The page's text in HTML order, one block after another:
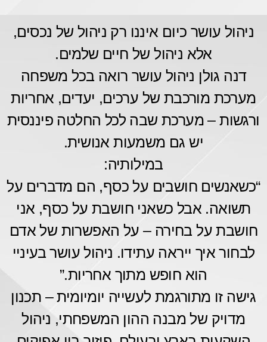
ניהול עושר כיום איננו רק ניהול של נכסים,
אלא ניהול של חיים שלמים.
דנה גולן ניהול עושר רואה בכל משפחה
מערכת מורכבת של ערכים, יעדים, אחריות
ורגשות – מערכת שבה לכל החלטה פיננסית
יש גם משמעות אנושית.
במילותיה:
“כשאנשים חושבים על כסף, הם מדברים על
תשואה. אבל כשאני חושבת על כסף, אני
חושבת על בחירה – על האפשרות של אדם
לבחור איך ייראה עתידו. ניהול עושר בעיניי
הוא חופש מתוך אחריות.”
גישה זו מתורגמת לעשייה יומיומית – תכנון
מדויק של מבנה ההון המשפחתי, ניהול